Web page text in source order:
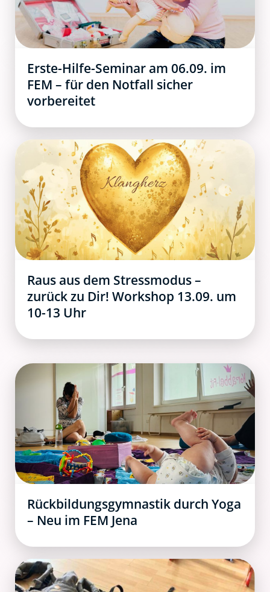
Erste-Hilfe-Seminar am 06.09. im
FEM – für den Notfall sicher
vorbereitet
Raus aus dem Stressmodus –
zurück zu Dir! Workshop 13.09. um
10-13 Uhr
Rückbildungsgymnastik durch Yoga
– Neu im FEM Jena